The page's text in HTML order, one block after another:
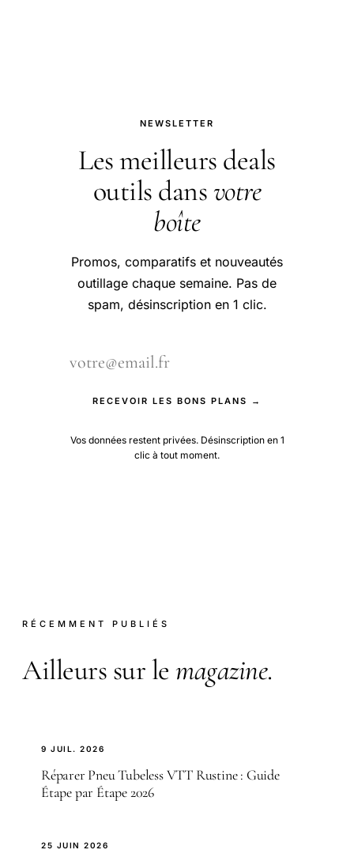
NEWSLETTER
Les meilleurs deals
outils dansvotre
boîte
Promos, comparatifs et nouveautés
outillage chaque semaine. Pas de
spam, désinscription en 1 clic.
RECEVOIR LES BONS PLANS →
Vos données restent privées. Désinscription en 1
clic à tout moment.
RÉCEMMENT PUBLIÉS
Ailleurs sur le magazine.
9 JUIL. 2026
Réparer Pneu Tubeless VTT Rustine : Guide
Étape par Étape 2026
25 JUIN 2026